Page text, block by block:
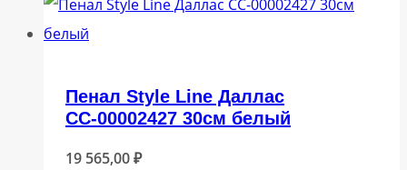
Пенал Style Line Даллас
СС-00002427 30см белый
19 565,00₽